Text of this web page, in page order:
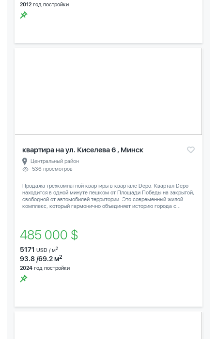
2012 год постройки
квартира на ул. Киселева 6 , Минск
Центральный район
536 просмотров
Продажа трехкомнатной квартиры в квартале Depo. Квартал Depo
находится в одной минуте пешком от Площади Победы на закрытой,
свободной от автомобилей территории. Это современный жилой
комплекс, который гармонично объединяет историю города с...
485 000 $
5171 USD / м2
93.8 /69.2 м2
2024 год постройки